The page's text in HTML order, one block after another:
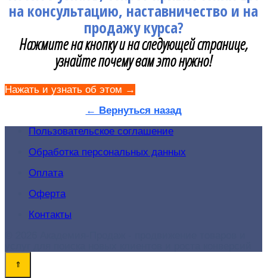
на консультацию, наставничество и на
продажу курса?
Нажмите на кнопку и на следующей странице,
узнайте почему вам это нужно!
Нажать и узнать об этом →
← Вернуться назад
Пользовательское соглашение
Обработка персональных данных
Оплата
Оферта
Контакты